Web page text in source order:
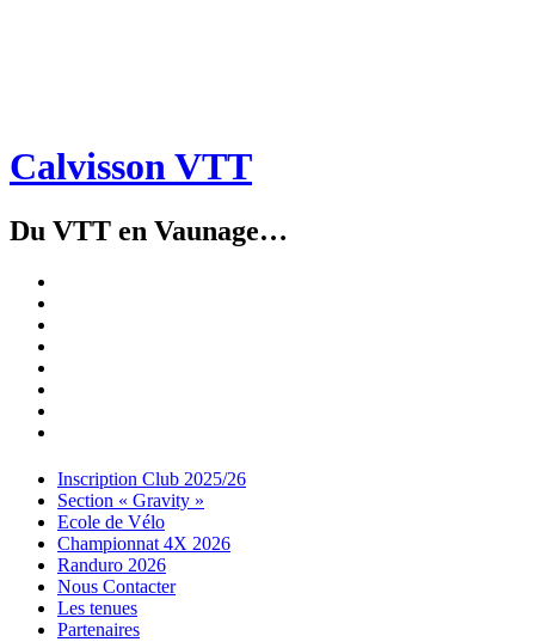
Calvisson VTT
Du VTT en Vaunage…
Menu
Widgets
Recherche
Aller
contenu
Inscription Club 2025/26
Section « Gravity »
Ecole de Vélo
Championnat 4X 2026
Randuro 2026
Nous Contacter
Les tenues
Partenaires